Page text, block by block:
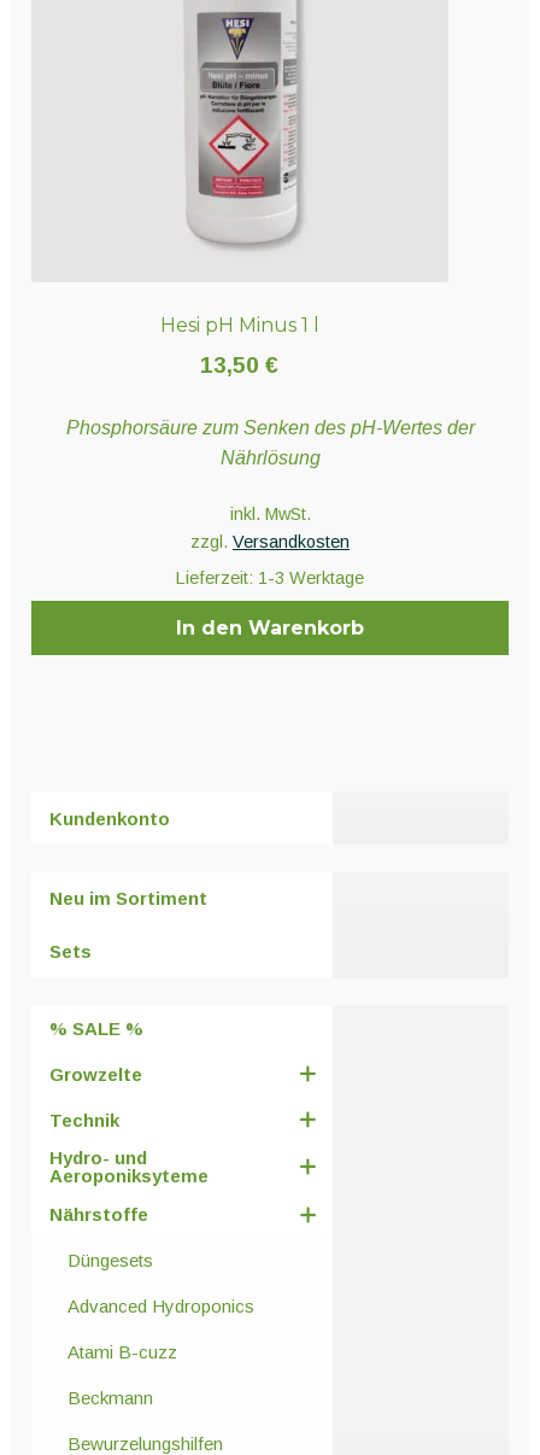
Hesi pH Minus 1 l
13,50€
Phosphorsäure zum Senken des pH-Wertes der
Nährlösung
inkl. MwSt.
zzgl. Versandkosten
Lieferzeit: 1-3 Werktage
In den Warenkorb
Kundenkonto
Neu im Sortiment
Sets
% SALE %
Growzelte
Technik
Hydro- und
Aeroponiksyteme
Nährstoffe
Düngesets
Advanced Hydroponics
Atami B-cuzz
Beckmann
Bewurzelungshilfen